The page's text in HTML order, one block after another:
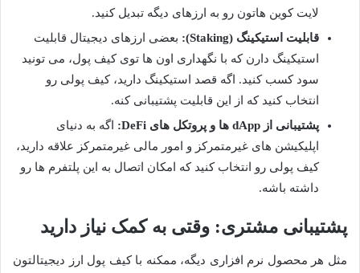
لایت کوین هاتون رو به ارزهای دیگه تبدیل کنید.
قابلیت استیکینگ (Staking):
بعضی ارزهای دیجیتال قابلیت
استیکینگ دارن که با نگهداری اون ها توی کیف پول، می تونید
سود کسب کنید. اگه قصد استیکینگ دارید، کیف پولی رو
انتخاب کنید که از این قابلیت پشتیبانی کنه.
پشتیبانی از dApp ها و پروتکل های DeFi:
اگه به دنیای
اپلیکیشن های غیرمتمرکز و امور مالی غیرمتمرکز علاقه دارید،
کیف پولی رو انتخاب کنید که امکان اتصال به این پلتفرم ها رو
داشته باشه.
پشتیبانی مشتری: وقتی به کمک نیاز دارید
مثل هر محصول نرم افزاری دیگه، ممکنه با کیف پول ارز دیجیتالتون